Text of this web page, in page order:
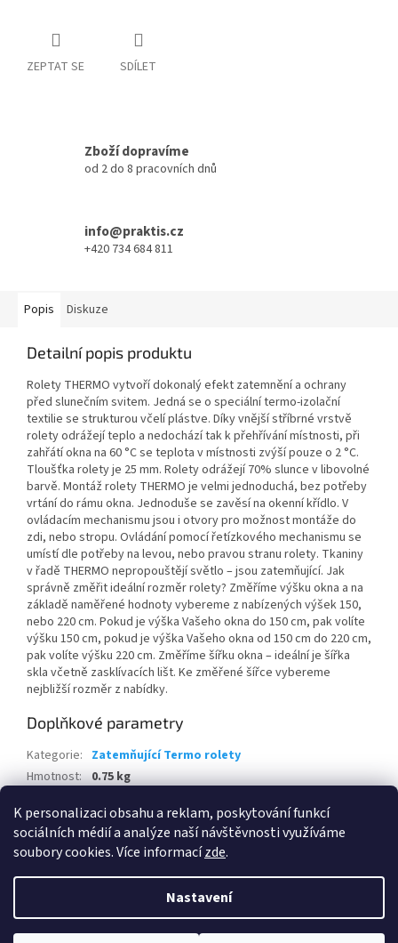
K personalizaci obsahu a reklam, poskytování funkcí
sociálních médií a analýze naší návštěvnosti využíváme
soubory cookies. Více informacízde.
Nastavení
ZEPTAT SE SDÍLET
Zboží dopravíme
od 2 do 8 pracovních dnů
info@praktis.cz
+420 734 684 811
Popis Diskuze
Detailní popis produktu
Rolety THERMO vytvoří dokonalý efekt zatemnění a ochrany
před slunečním svitem. Jedná se o speciální termo-izolační
textilie se strukturou včelí plástve. Díky vnější stříbrné vrstvě
rolety odrážejí teplo a nedochází tak k přehřívání místnosti, při
zahřátí okna na 60 °C se teplota v místnosti zvýší pouze o 2 °C.
Tloušťka rolety je 25 mm. Rolety odrážejí 70% slunce v libovolné
barvě. Montáž rolety THERMO je velmi jednoduchá, bez potřeby
vrtání do rámu okna. Jednoduše se zavěsí na okenní křídlo. V
ovládacím mechanismu jsou i otvory pro možnost montáže do
zdi, nebo stropu. Ovládání pomocí řetízkového mechanismu se
umístí dle potřeby na levou, nebo pravou stranu rolety. Tkaniny
v řadě THERMO nepropouštějí světlo – jsou zatemňující. Jak
správně změřit ideální rozměr rolety? Změříme výšku okna a na
základě naměřené hodnoty vybereme z nabízených výšek 150,
nebo 220 cm. Pokud je výška Vašeho okna do 150 cm, pak volíte
výšku 150 cm, pokud je výška Vašeho okna od 150 cm do 220 cm,
pak volíte výšku 220 cm. Změříme šířku okna – ideální je šířka
skla včetně zasklívacích lišt. Ke změřené šířce vybereme
nejbližší rozměr z nabídky.
Doplňkové parametry
Kategorie: Zatemňující Termo rolety
Hmotnost: 0.75 kg
Copyright 2026Praktis.cz. Všechna práva vyhrazena.Upravit